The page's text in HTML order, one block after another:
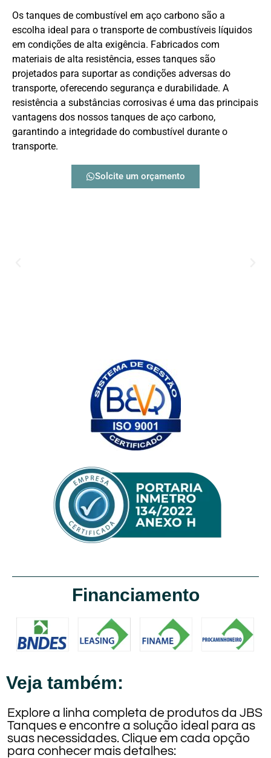
Os tanques de combustível em aço carbono são a
escolha ideal para o transporte de combustíveis líquidos
em condições de alta exigência. Fabricados com
materiais de alta resistência, esses tanques são
projetados para suportar as condições adversas do
transporte, oferecendo segurança e durabilidade. A
resistência a substâncias corrosivas é uma das principais
vantagens dos nossos tanques de aço carbono,
garantindo a integridade do combustível durante o
transporte.
Solcite um orçamento
Financiamento
Veja também:
Explore a linha completa de produtos da JBS
Tanques e encontre a solução ideal para as
suas necessidades. Clique em cada opção
para conhecer mais detalhes: